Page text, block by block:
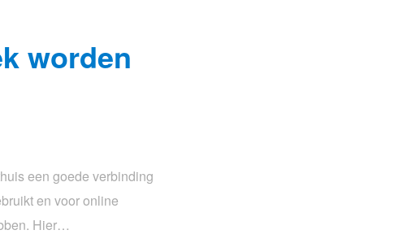
worden
een goede verbinding
en voor online
Hier…